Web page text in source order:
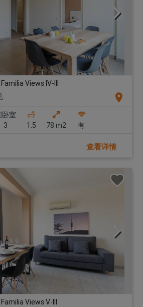
Views IV-III
location_on
卧室
3
1.5 78 m2
有
查看详情
Views V-III